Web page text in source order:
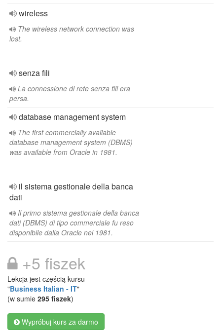
wireless
The wireless network connection was
lost.
senza fili
La connessione di rete senza fili era
persa.
database management system
The first commercially available
database management system (DBMS)
was available from Oracle in 1981.
il sistema gestionale della banca
dati
Il primo sistema gestionale della banca
dati (DBMS) di tipo commerciale fu reso
disponibile dalla Oracle nel 1981.
+5 fiszek
Lekcja jest częścią kursu
"Business Italian - IT"
(w sumie 295 fiszek)
Wypróbuj kurs za darmo